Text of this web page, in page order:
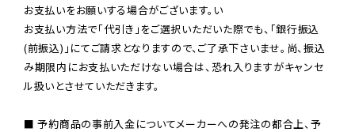
お支払いをお願いする場合がございます。い
お支払い方法で「代引き」をご選択いただいた際でも、「銀行振込
(前振込)」にてご請求となりますので、ご了承下さいませ。尚、振込
み期限内にお支払いただけない場合は、恐れ入りますがキャンセ
ル扱いとさせていただきます。
■ 予約商品の事前入金についてメーカーへの発注の都合上、予